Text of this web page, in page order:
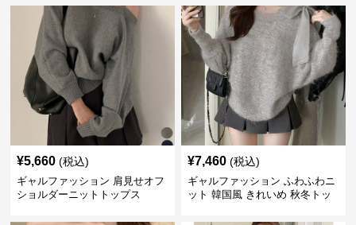
¥5,660 (税込)
ギャルファッション 肩見せオフ
ショルダーニットトップス
¥7,460 (税込)
ギャルファッション ふわふわニ
ット 韓国風 きれいめ 秋冬トッ